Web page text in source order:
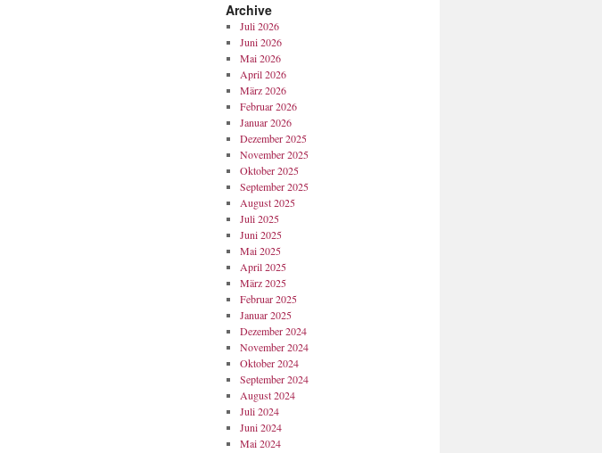
Archive
Juli 2026
Juni 2026
Mai 2026
April 2026
März 2026
Februar 2026
Januar 2026
Dezember 2025
November 2025
Oktober 2025
September 2025
August 2025
Juli 2025
Juni 2025
Mai 2025
April 2025
März 2025
Februar 2025
Januar 2025
Dezember 2024
November 2024
Oktober 2024
September 2024
August 2024
Juli 2024
Juni 2024
Mai 2024